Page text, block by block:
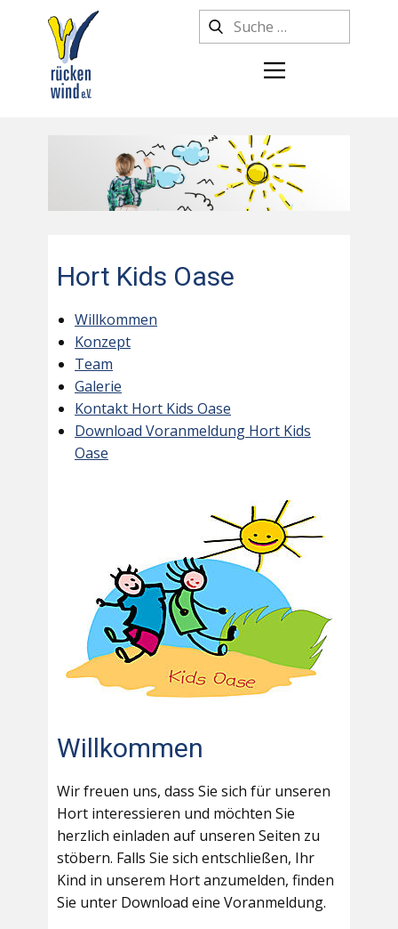
Hort Kids Oase
Willkommen
Konzept
Team
Galerie
Kontakt Hort Kids Oase
Download Voranmeldung Hort Kids
Oase
Willkommen
Wir freuen uns, dass Sie sich für unseren
Hort interessieren und möchten Sie
herzlich einladen auf unseren Seiten zu
stöbern. Falls Sie sich entschließen, Ihr
Kind in unserem Hort anzumelden, finden
Sie unter Download eine Voranmeldung.